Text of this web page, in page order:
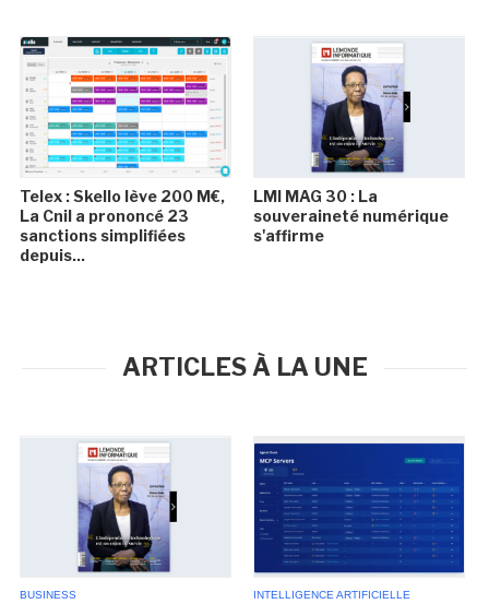
Telex : Skello lève 200 M€,
La Cnil a prononcé 23
sanctions simplifiées
depuis...
LMI MAG 30 : La
souveraineté numérique
s'affirme
ARTICLES À LA UNE
BUSINESS INTELLIGENCE ARTIFICIELLE